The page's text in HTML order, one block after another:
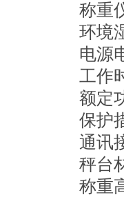
称重
环境
电源
工作
额定
保护
通讯
秤台
称重